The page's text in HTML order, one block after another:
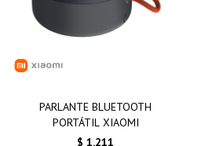
PARLANTE BLUETOOTH
PORTÁTIL XIAOMI
$ 1.211